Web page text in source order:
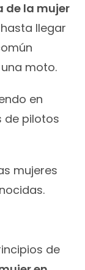
de la mujer
llegar
moto.
en
de pilotos
mujeres
de